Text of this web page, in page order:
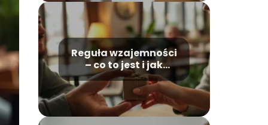
Reguła wzajemności
– co to jest i jak
działa w praktyce?